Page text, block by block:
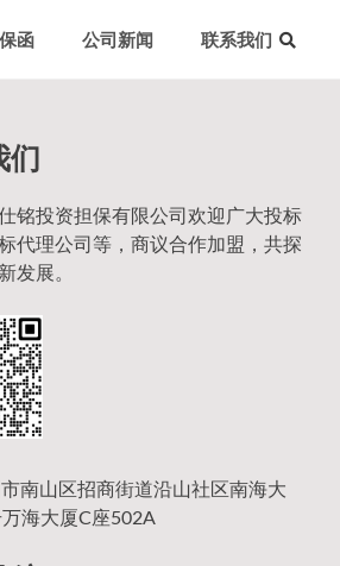
函 公司新闻 联系我们
们
铭投资担保有限公司欢迎广大投标
代理公司等，商议合作加盟，共探
发展。
南山区招商街道沿山社区南海大
海大厦C座502A